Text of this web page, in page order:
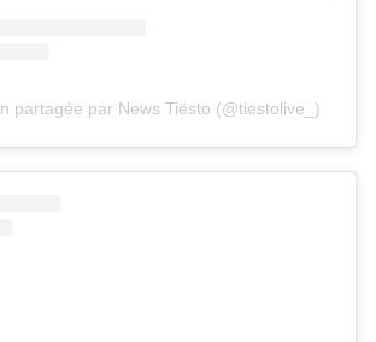
partagée par News Tiësto (@tiestolive_)